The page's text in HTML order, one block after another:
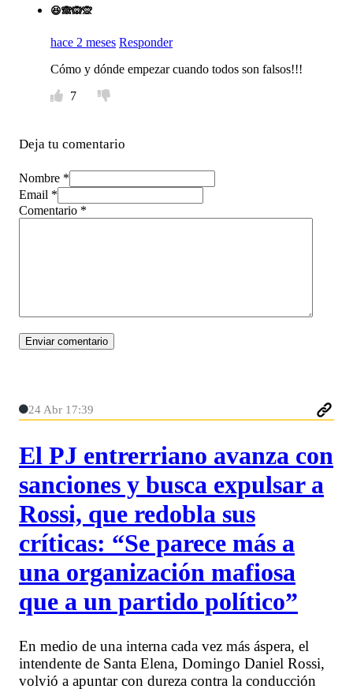
😆🙈🙉🙊
hace 2 meses Responder
Cómo y dónde empezar cuando todos son falsos!!!
7
Deja tu comentario
Nombre *
Email *
Comentario *
24 Abr 17:39
El PJ entrerriano avanza con
sanciones y busca expulsar a
Rossi, que redobla sus
críticas: “Se parece más a
una organización mafiosa
que a un partido político”
En medio de una interna cada vez más áspera, el
intendente de Santa Elena, Domingo Daniel Rossi,
volvió a apuntar con dureza contra la conducción